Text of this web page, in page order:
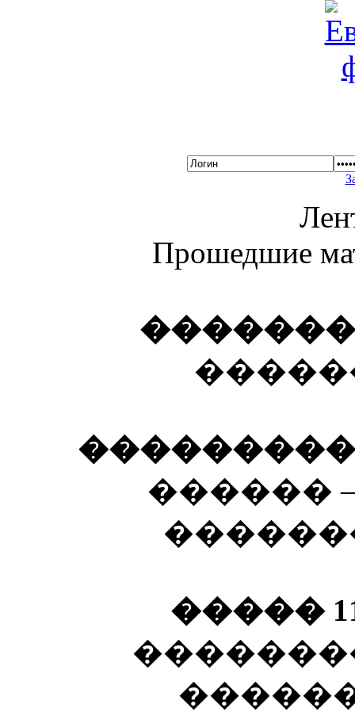
Прошедшие
�������
������
�����